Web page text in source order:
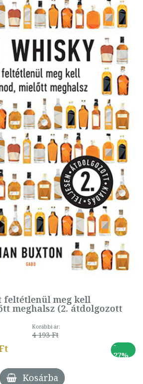
feltétlenül meg kell
meghalsz (2. átdolgozott
Korábbi ár:
4 193 Ft
-
27%
Kosárba